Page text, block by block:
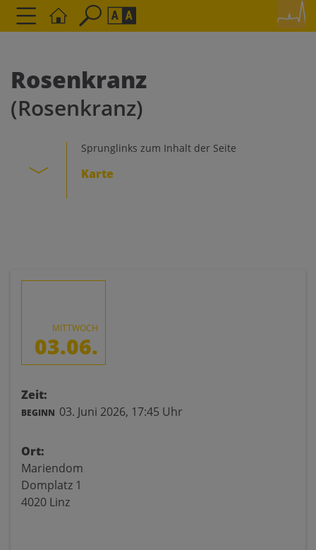
Schriftgröße
AAA
Kontrasteinstellungen
A
Rosenkranz
(Rosenkranz)
Sprunglinks zum Inhalt der Seite
Karte
MITTWOCH
03.06.
Zeit:
BEGINN 03. Juni 2026, 17:45 Uhr
Ort:
Mariendom
Domplatz 1
4020 Linz